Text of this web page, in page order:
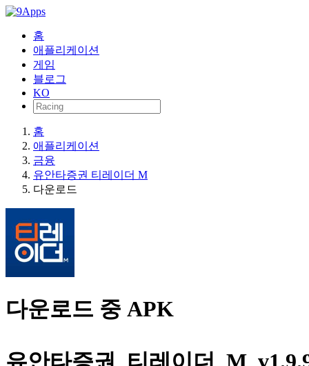
홈
애플리케이션
게임
블로그
KO
홈
애플리케이션
금융
유안타증권 티레이더 M
다운로드
다운로드 중 APK